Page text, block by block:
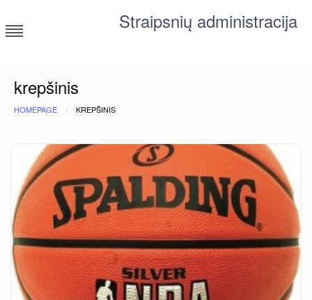
to
content
Straipsnių administracija
krepšinis
HOMEPAGE KREPŠINIS